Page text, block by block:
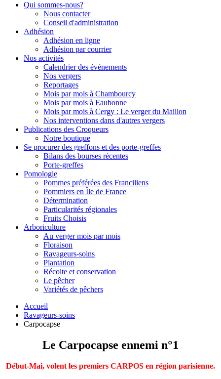
Qui sommes-nous?
Nous contacter
Conseil d'administration
Adhésion
Adhésion en ligne
Adhésion par courrier
Nos activités
Calendrier des événements
Nos vergers
Reportages
Mois par mois à Chambourcy
Mois par mois à Eaubonne
Mois par mois à Cergy : Le verger du Maillon
Nos interventions dans d'autres vergers
Publications des Croqueurs
Notre boutique
Se procurer des greffons et des porte-greffes
Bilans des bourses récentes
Porte-greffes
Pomologie
Pommes préférées des Franciliens
Pommiers en Île de France
Détermination
Particularités régionales
Fruits Choisis
Arboriculture
Au verger mois par mois
Floraison
Ravageurs-soins
Plantation
Récolte et conservation
Le pêcher
Variétés de pêchers
Accueil
Ravageurs-soins
Carpocapse
Le Carpocapse ennemi n°1
Début-Mai, volent les premiers CARPOS en région parisienne.